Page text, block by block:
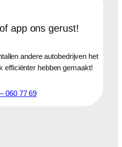
app ons gerust!
andere autobedrijven het
efficiënter hebben gemaakt!
060 77 69